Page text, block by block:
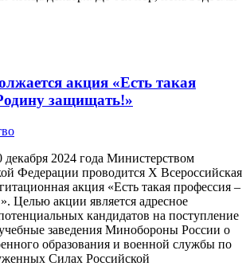
акция «Есть такая
защищать!»
декабря 2024 года Министерством
Федерации проводится Х Всероссийская
акция «Есть такая профессия –
Целью акции является адресное
кандидатов на поступление
заведения Минобороны России о
образования и военной службы по
Силах Российской